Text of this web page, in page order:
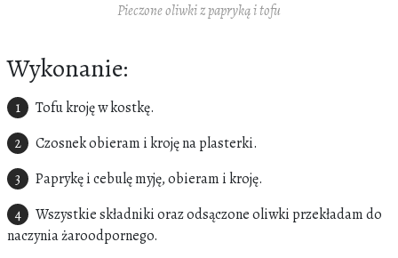
Pieczone oliwki z papryką i tofu
Wykonanie:
Tofu kroję w kostkę.
Czosnek obieram i kroję na plasterki.
Paprykę i cebulę myję, obieram i kroję.
Wszystkie składniki oraz odsączone oliwki przekładam do
naczynia żaroodpornego.